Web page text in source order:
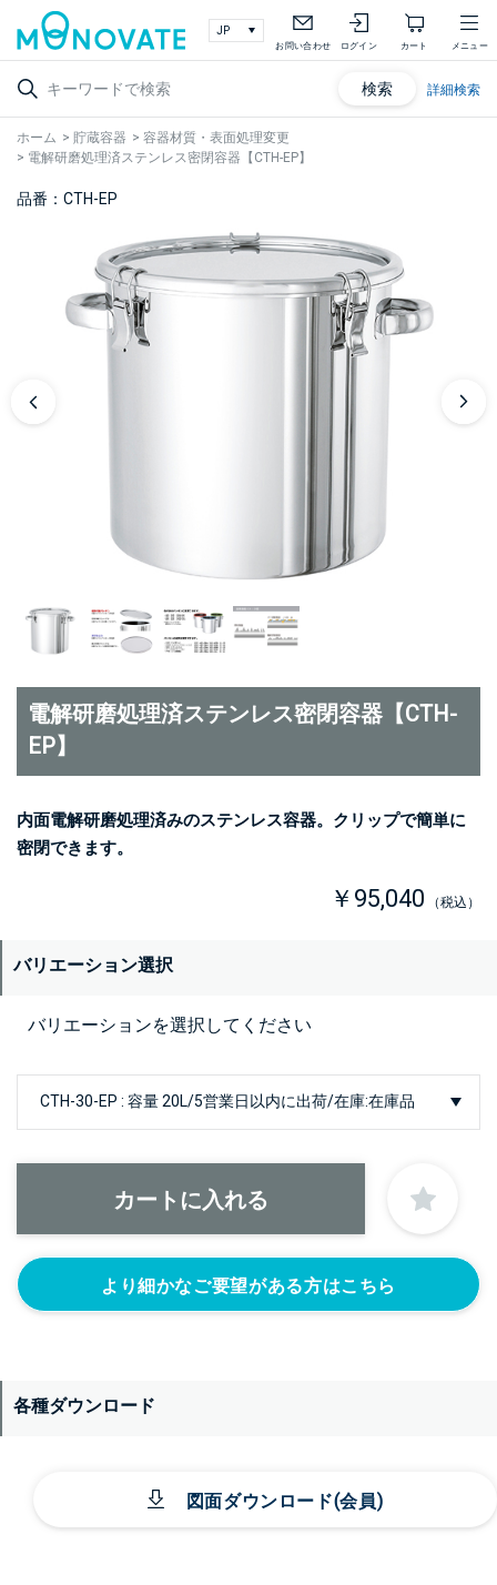
お問い合わせ ログイン カート メニュー
検索 詳細検索
ホーム > 貯蔵容器 > 容器材質・表面処理変更
> 電解研磨処理済ステンレス密閉容器【CTH-EP】
品番：CTH-EP
電解研磨処理済ステンレス密閉容器【CTH-
EP】
内面電解研磨処理済みのステンレス容器。クリップで簡単に
密閉できます。
￥95,040 （税込）
バリエーション選択
バリエーションを選択してください
より細かなご要望がある方はこちら
各種ダウンロード
図面ダウンロード(会員)